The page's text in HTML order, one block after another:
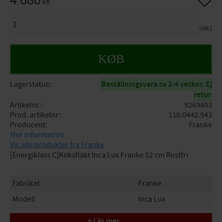
KR
stk.
KØB
Lagerstatus
Beställningsvara ca 2-4 veckor. Ej
retur
Artikelnr.
9269803
Prod. artikelnr
110.0442.943
Producent
Franke
Mer information
Vis alle produkter fra Franke
[Energiklass C]Köksfläkt Inca Lux Franke 52 cm Rostfri
Fabrikat
Franke
Modell
Inca Lux
Utförande
Rostfritt